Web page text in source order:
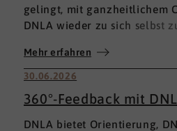
gelingt, mit ganzheitlichem
DNLA wieder zu sich selbst
Mehr erfahren
30.06.2026
360°-Feedback mit
DNLA bietet Orientierung,